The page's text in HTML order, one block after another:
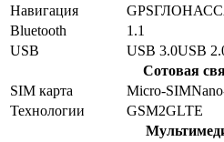
Навигация
GPSГЛОНАСС
Bluetooth
1.1
USB
USB 3.0USB
Сотовая
SIM карта
Micro-SIM
Технологии
GSM2GLTE